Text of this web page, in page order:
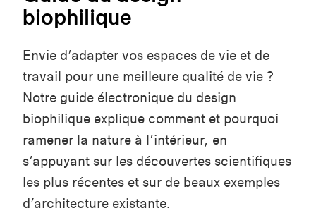
biophilique
Envie d’adapter vos espaces de vie et de
travail pour une meilleure qualité de vie ?
Notre guide électronique du design
biophilique explique comment et pourquoi
ramener la nature à l’intérieur, en
s’appuyant sur les découvertes scientifiques
les plus récentes et sur de beaux exemples
d’architecture existante.